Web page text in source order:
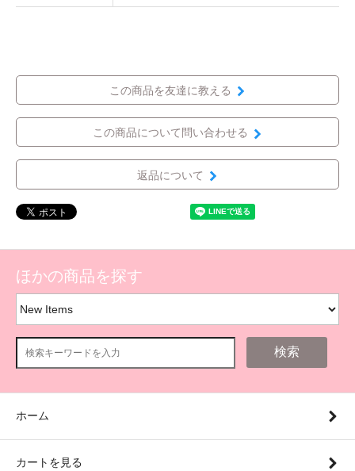
この商品を友達に教える
この商品について問い合わせる
返品について
ほかの商品を探す
検索
ホーム
カートを見る